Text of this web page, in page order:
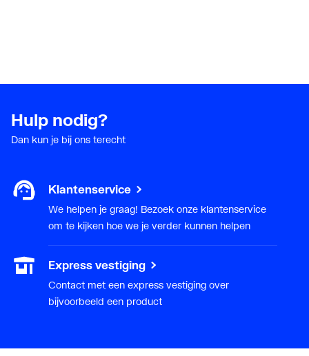
Hulp nodig?
Dan kun je bij ons terecht
Klantenservice
We helpen je graag! Bezoek onze klantenservice
om te kijken hoe we je verder kunnen helpen
Express vestiging
Contact met een express vestiging over
bijvoorbeeld een product